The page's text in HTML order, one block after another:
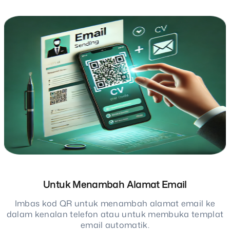
Untuk Menambah Alamat Email
Imbas kod QR untuk menambah alamat email ke
dalam kenalan telefon atau untuk membuka templat
email automatik.